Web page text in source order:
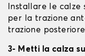
Installare le
per la trazione
trazione
3- Metti la calza